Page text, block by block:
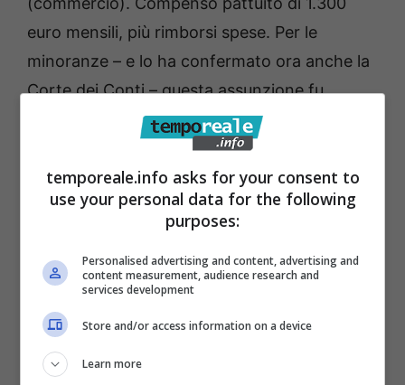
euro mensili, più rimborsi spese. Per le
minoranze – e lo ha confermato ora anche la
Corte dei Conti – questa assunzione fu
illegittima. Il Decreto Legge numero 95 del
2012 e il successivo Decreto Legge numero
90 del 2014 stabiliscono il divieto di
conferimento di incarichi di studio e/o di
consulenza a soggetti in quiescenza della
Pubblica Amministrazione.Il divieto ha una
sola eccezione: quella che l’incarico sia a
titolo gratuito e per una durata al massimo di
un anno.
temporeale.info asks for your consent to
use your personal data for the following
purposes:
Personalised advertising and content, advertising and
content measurement, audience research and
services development
Store and/or access information on a device
Learn more